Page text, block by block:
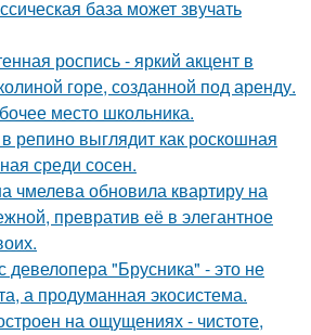
база может звучать
роспись - яркий акцент в
горе, созданной под аренду.
место школьника.
репино выглядит как роскошная
среди сосен.
чмелева обновила квартиру на
превратив её в элегантное
девелопера "Брусника" - это не
а продуманная экосистема.
на ощущениях - чистоте,